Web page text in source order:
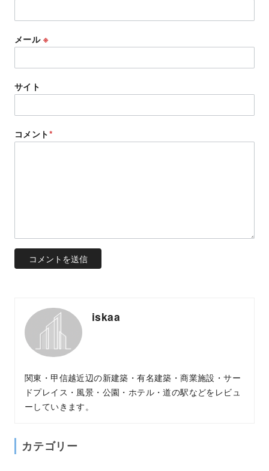
メール ※
サイト
コメント*
iskaa
関東・甲信越近辺の新建築・有名建築・商業施設・サー
ドプレイス・風景・公園・ホテル・道の駅などをレビュ
ーしていきます。
カテゴリー